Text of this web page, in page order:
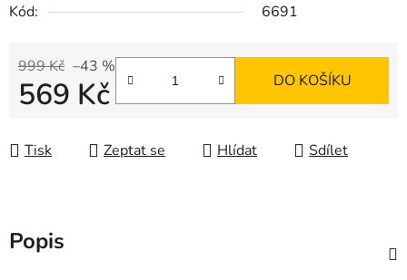
Kód:
6691
999 Kč –43 %
569 Kč DO KOŠÍKU
Tisk Zeptat se Hlídat Sdílet
Popis